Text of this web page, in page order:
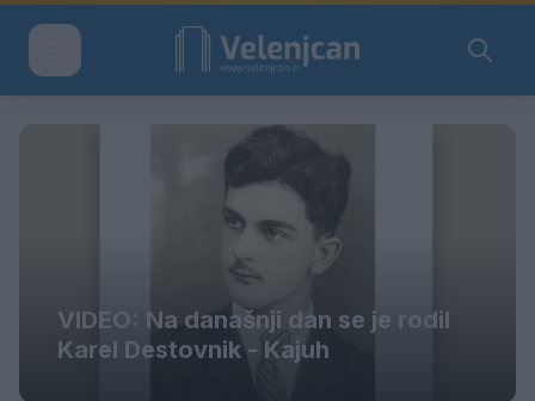
VIDEO: Na današnji dan se je rodil
Karel Destovnik - Kajuh